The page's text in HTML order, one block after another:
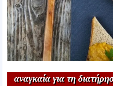
αναγκαία για τη